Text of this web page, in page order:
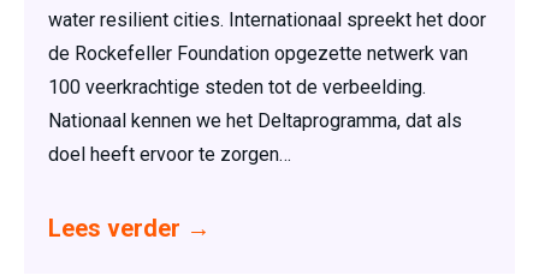
water resilient cities. Internationaal spreekt het door
de Rockefeller Foundation opgezette netwerk van
100 veerkrachtige steden tot de verbeelding.
Nationaal kennen we het Deltaprogramma, dat als
doel heeft ervoor te zorgen…
Lees verder →